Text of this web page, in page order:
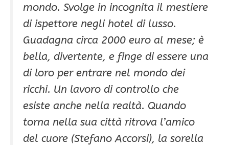
mondo. Svolge in incognita il mestiere
di ispettore negli hotel di lusso.
Guadagna circa 2000 euro al mese; è
bella, divertente, e finge di essere una
di loro per entrare nel mondo dei
ricchi. Un lavoro di controllo che
esiste anche nella realtà. Quando
torna nella sua città ritrova l’amico
del cuore (Stefano Accorsi), la sorella